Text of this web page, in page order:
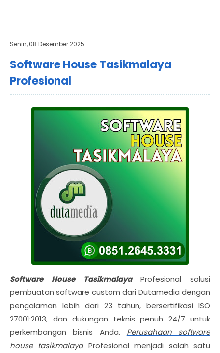
Senin, 08 Desember 2025
Software House Tasikmalaya
Profesional
Software House TasikmalayaProfesional solusi
pembuatan software custom dari Dutamedia dengan
pengalaman lebih dari 23 tahun, bersertifikasi ISO
27001:2013, dan dukungan teknis penuh 24/7 untuk
perkembangan bisnis Anda. Perusahaan software
house tasikmalaya Profesional menjadi salah satu